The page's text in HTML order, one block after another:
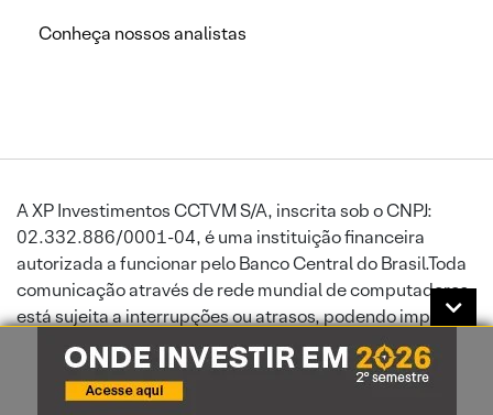
Conheça nossos analistas
A XP Investimentos CCTVM S/A, inscrita sob o CNPJ:
02.332.886/0001-04, é uma instituição financeira
autorizada a funcionar pelo Banco Central do Brasil.Toda
comunicação através de rede mundial de computadores
está sujeita a interrupções ou atrasos, podendo impedir
ou prejudicar o envio de ordens ou a recepção de
informações atualizadas. A XP Investimentos exime-se de
responsabilidade por danos sofridos por seus clientes,